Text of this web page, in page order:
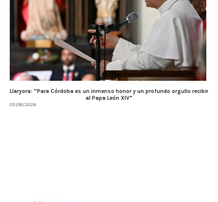
Llaryora: “Para Córdoba es un inmenso honor y un profundo orgullo recibir
al Papa León XIV”
05/08/2026